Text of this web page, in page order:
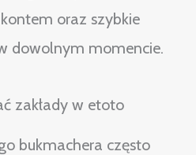
oraz szybkie
dowolnym momencie.
zakłady w etoto
bukmachera często